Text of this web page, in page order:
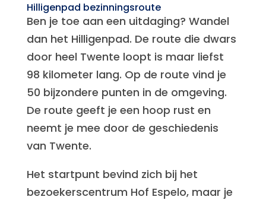
Hilligenpad bezinningsroute
Ben je toe aan een uitdaging? Wandel
dan het Hilligenpad. De route die dwars
door heel Twente loopt is maar liefst
98 kilometer lang. Op de route vind je
50 bijzondere punten in de omgeving.
De route geeft je een hoop rust en
neemt je mee door de geschiedenis
van Twente.
Het startpunt bevind zich bij het
bezoekerscentrum Hof Espelo, maar je